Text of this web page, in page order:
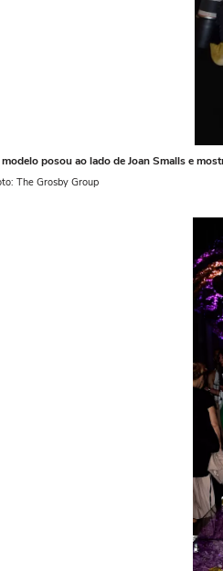
posou ao lado de Joan Smalls e
The Grosby Group